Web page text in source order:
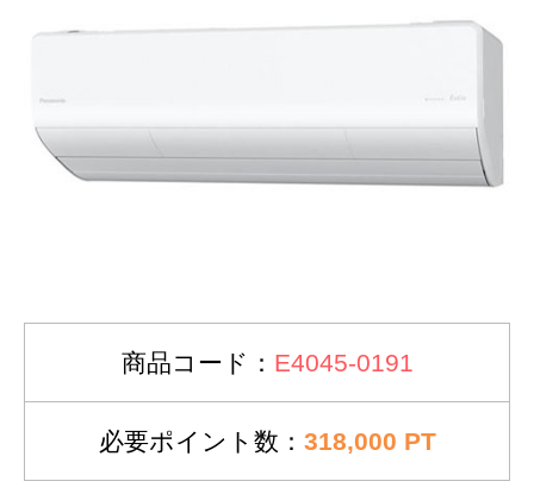
商品コード： E4045-0191
必要ポイント数： 318,000 PT